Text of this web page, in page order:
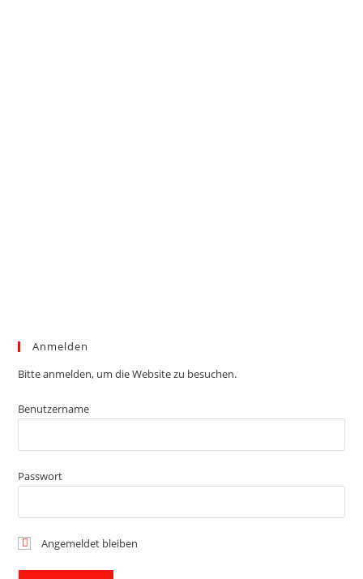
Anmelden
Bitte anmelden, um die Website zu besuchen.
Benutzername
Passwort
Angemeldet bleiben